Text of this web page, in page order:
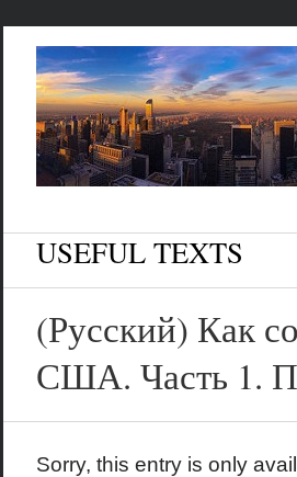
USEFUL TEXTS
(Русский) Как
США. Часть 1.
Sorry, this entry is only